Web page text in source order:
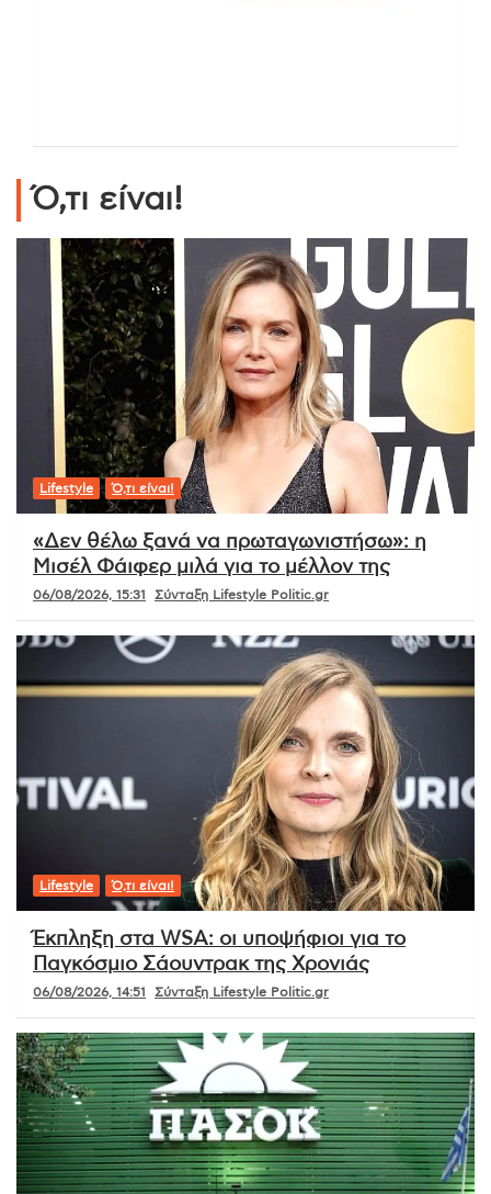
Ό,τι είναι!
Lifestyle Ό,τι είναι!
«Δεν θέλω ξανά να πρωταγωνιστήσω»: η
Μισέλ Φάιφερ μιλά για το μέλλον της
06/08/2026, 15:31 Σύνταξη Lifestyle Politic.gr
Lifestyle Ό,τι είναι!
Έκπληξη στα WSA: οι υποψήφιοι για το
Παγκόσμιο Σάουντρακ της Χρονιάς
06/08/2026, 14:51 Σύνταξη Lifestyle Politic.gr